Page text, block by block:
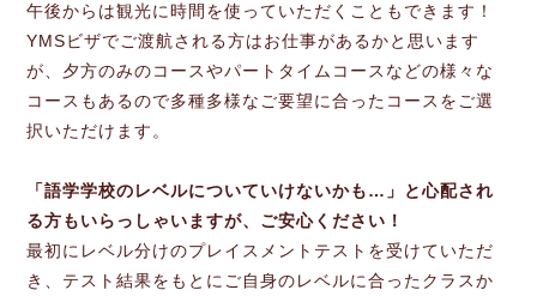
午後からは観光に時間を使っていただくこともできます！
YMSビザでご渡航される方はお仕事があるかと思います
が、夕方のみのコースやパートタイムコースなどの様々な
コースもあるので多種多様なご要望に合ったコースをご選
択いただけます。
「語学学校のレベルについていけないかも…」と心配され
る方もいらっしゃいますが、ご安心ください！
最初にレベル分けのプレイスメントテストを受けていただ
き、テスト結果をもとにご自身のレベルに合ったクラスか